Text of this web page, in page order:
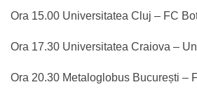
Ora 15.00 Universitatea Cluj – FC
Ora 17.30 Universitatea Craiova –
Ora 20.30 Metaloglobus București –